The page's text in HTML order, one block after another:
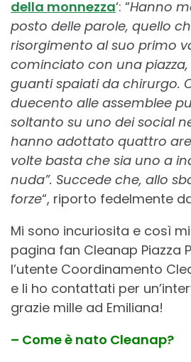
della monnezza‘: “Hanno
posto delle parole, quello
risorgimento al suo primo
cominciato con una
guanti spaiati da chirurgo.
duecento alle assemblee
soltanto su uno dei social
hanno adottato quattro
volte basta che sia uno a
nuda”. Succede che, allo
forze“, riporto fedelmente
Mi sono incuriosita e così
pagina fan Cleanap Piazza
l’utente Coordinamento
e li ho contattati per
grazie mille ad Emiliana!
– Come è nato Cleanap?